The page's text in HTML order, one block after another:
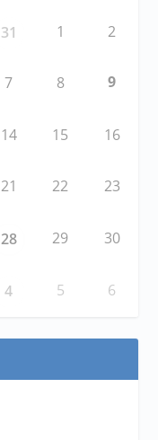
31 1 2
7 8 9
14 15 16
21 22 23
28 29 30
4 5 6